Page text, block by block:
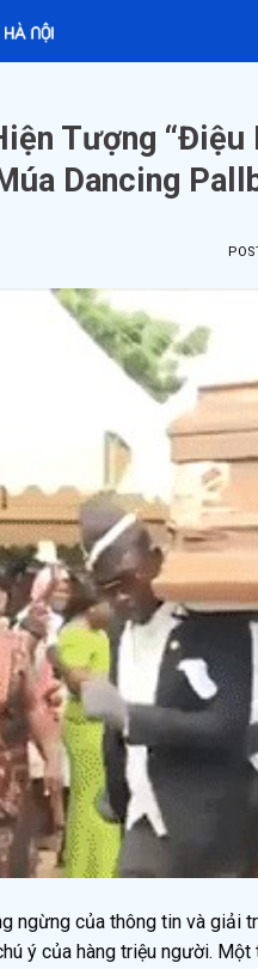
Tượng “Điệu
Dancing
ngừng của thông tin và giải
ý của hàng triệu người.